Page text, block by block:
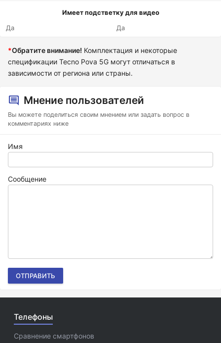
Имеет подстветку для видео
Да
Да
*Обратите внимание! Комплектация и некоторые
спецификации Tecno Pova 5G могут отличаться в
зависимости от региона или страны.
Мнение пользователей
Вы можете поделиться своим мнением или задать вопрос в
комментариях ниже
Имя
Сообщение
ОТПРАВИТЬ
Телефоны
Сравнение смартфонов